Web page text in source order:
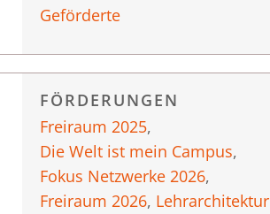
Geförderte
FÖRDERUNGEN
Freiraum 2025,
Die Welt ist mein Campus,
Fokus Netzwerke 2026,
Freiraum 2026, Lehrarchitektur